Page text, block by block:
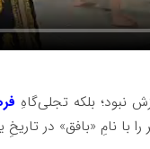
بلکه تجلی‌گاهِ
با نامِ «بافق» در